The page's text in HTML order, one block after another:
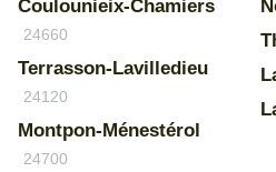
Coulounieix-Chamiers
24660
Terrasson-Lavilledieu
24120
Montpon-Ménestérol
24700